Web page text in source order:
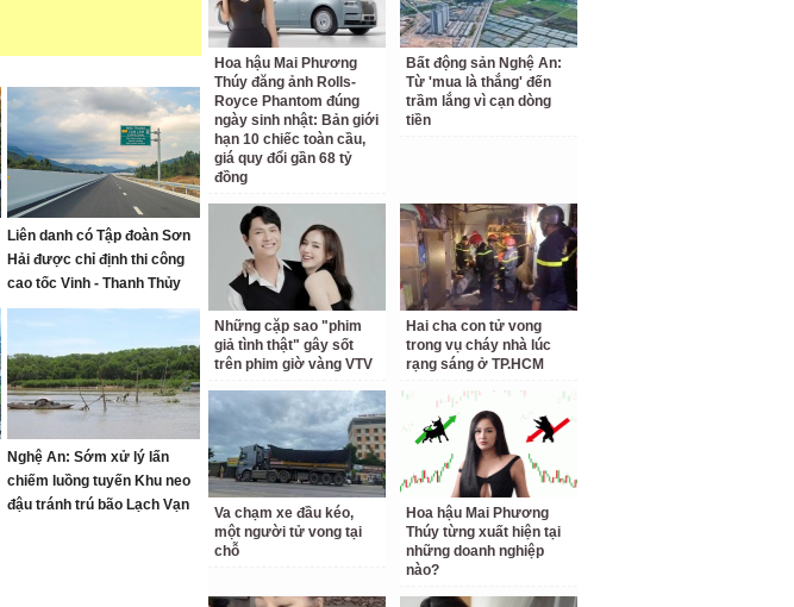
Liên danh có Tập đoàn Sơn
Hải được chỉ định thi công
cao tốc Vinh - Thanh Thủy
Nghệ An: Sớm xử lý lấn
chiếm luồng tuyến Khu neo
đậu tránh trú bão Lạch Vạn
Hoa hậu Mai Phương
Thúy đăng ảnh Rolls-
Royce Phantom đúng
ngày sinh nhật: Bản giới
hạn 10 chiếc toàn cầu,
giá quy đổi gần 68 tỷ
đồng
Bất động sản Nghệ An:
Từ 'mua là thắng' đến
trầm lắng vì cạn dòng
tiền
Những cặp sao "phim
giả tình thật" gây sốt
trên phim giờ vàng VTV
Hai cha con tử vong
trong vụ cháy nhà lúc
rạng sáng ở TP.HCM
Va chạm xe đầu kéo,
một người tử vong tại
chỗ
Hoa hậu Mai Phương
Thúy từng xuất hiện tại
những doanh nghiệp
nào?